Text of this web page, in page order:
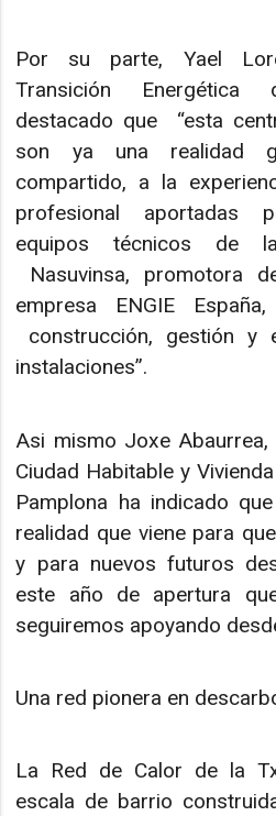
Por su parte, Yael
Transición
destacado que “esta
son ya una realidad
compartido, a la
profesional aportadas
equipos técnicos de
Nasuvinsa, promotora
empresa ENGIE
construcción, gestión y
instalaciones”.
Asi mismo Joxe
Ciudad Habitable y
Pamplona ha indicado
realidad que viene para
y para nuevos futuros
este año de apertura
seguiremos apoyando
Una red pionera en
La Red de Calor de la
escala de barrio